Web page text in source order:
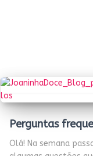
Perguntas
Olá! Na semana